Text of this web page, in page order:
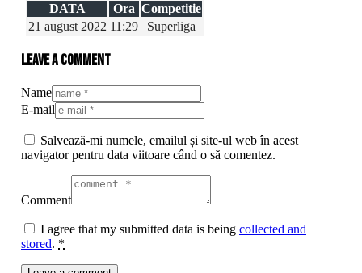
DATA Ora Competitie
21 august 2022 11:29 Superliga
Leave a comment
Name
E-mail
Salvează-mi numele, emailul și site-ul web în acest
navigator pentru data viitoare când o să comentez.
Comment
I agree that my submitted data is being collected and
stored. *